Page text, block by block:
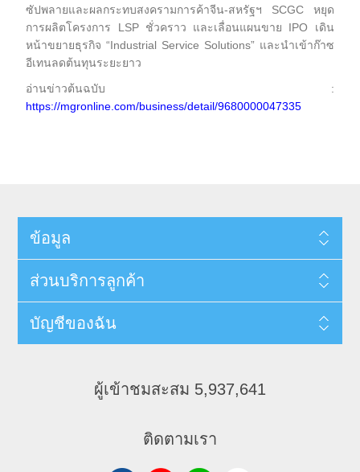
ซัปพลายและผลกระทบสงครามการค้าจีน-สหรัฐฯ SCGC หยุด
การผลิตโครงการ LSP ชั่วคราว และเลื่อนแผนขาย IPO เดิน
หน้าขยายธุรกิจ “Industrial Service Solutions” และนำเข้าก๊าซ
อีเทนลดต้นทุนระยะยาว
อ่านข่าวต้นฉบับ :
https://mgronline.com/business/detail/9680000047335
ข้อมูล
ส่วนบริการลูกค้า
บัญชีของฉัน
ผู้เข้าชมสะสม 5,937,641
ติดตามเรา